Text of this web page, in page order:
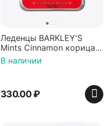
Леденцы BARKLEY'S
Mints Cinnamon корица
50г, Нидерланды
В наличии
330.00₽